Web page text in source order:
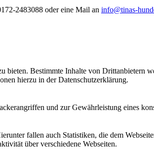
2483088 oder eine Mail an info@tinas-
bieten. Bestimmte Inhalte von Drittanbietern
hierzu in der Datenschutzerklärung.
und zur Gewährleistung eines
fallen auch Statistiken, die dem
über verschiedene Webseiten.